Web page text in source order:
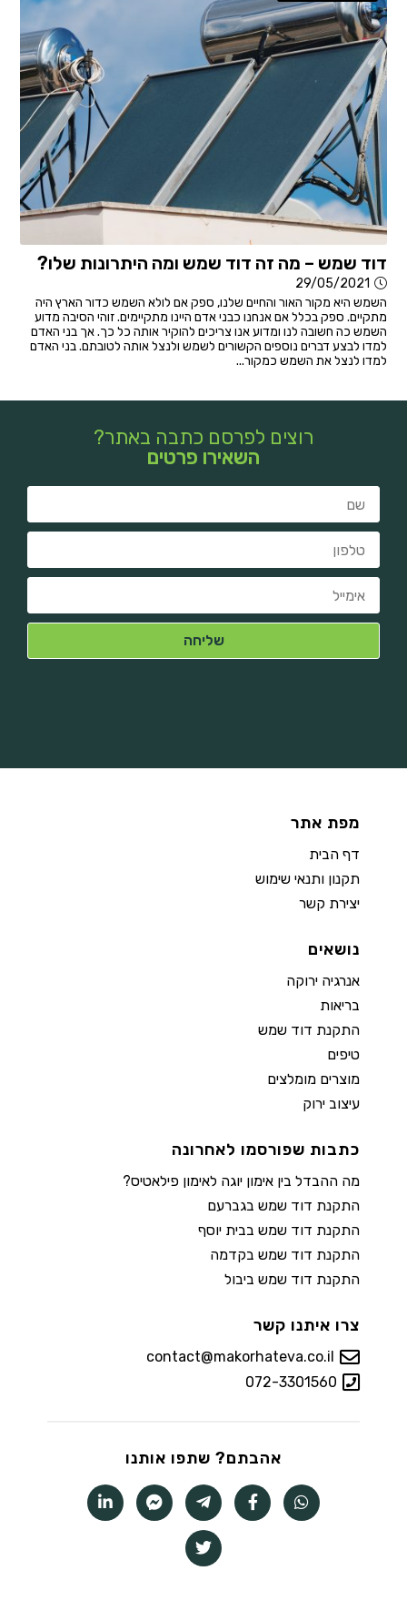
דוד שמש – מה זה דוד שמש ומה היתרונות שלו?
29/05/2021
השמש היא מקור האור והחיים שלנו, ספק אם לולא השמש כדור הארץ היה
מתקיים. ספק בכלל אם אנחנו כבני אדם היינו מתקיימים. זוהי הסיבה מדוע
השמש כה חשובה לנו ומדוע אנו צריכים להוקיר אותה כל כך. אך בני האדם
למדו לבצע דברים נוספים הקשורים לשמש ולנצל אותה לטובתם. בני האדם
למדו לנצל את השמש כמקור...
רוצים לפרסם כתבה באתר?
השאירו פרטים
מפת אתר
דף הבית
תקנון ותנאי שימוש
יצירת קשר
נושאים
אנרגיה ירוקה
בריאות
התקנת דוד שמש
טיפים
מוצרים מומלצים
עיצוב ירוק
כתבות שפורסמו לאחרונה
מה ההבדל בין אימון יוגה לאימון פילאטיס?
התקנת דוד שמש בגברעם
התקנת דוד שמש בבית יוסף
התקנת דוד שמש בקדמה
התקנת דוד שמש ביבול
צרו איתנו קשר
contact@makorhateva.co.il
072-3301560
אהבתם? שתפו אותנו